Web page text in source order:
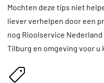
Mochten deze tips niet
liever verhelpen door een
nog Rioolservice
Tilburg en omgeving voor u